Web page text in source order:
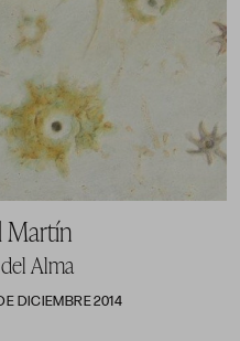
Martín
Alma
DICIEMBRE 2014